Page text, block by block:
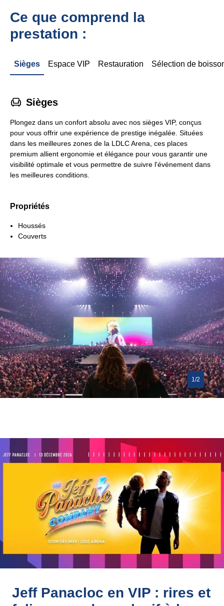
Ce que comprend la
prestation :
Sièges Espace VIP Restauration Sélection de
􁐴 Sièges
Plongez dans un confort absolu avec nos sièges VIP, conçus
pour vous offrir une expérience de prestige inégalée. Situées
dans les meilleures zones de la LDLC Arena, ces places
premium allient ergonomie et élégance pour vous garantir une
visibilité optimale et vous permettre de suivre l'événement dans
les meilleures conditions.
Propriétés
Houssés
Couverts
1/2
Jeff Panacloc en VIP : rires et